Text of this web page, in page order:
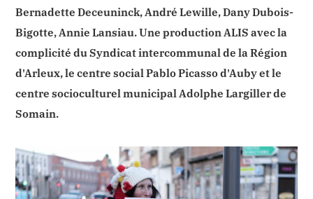
Bernadette Deceuninck, André Lewille, Dany Dubois-
Bigotte, Annie Lansiau. Une production ALIS avec la
complicité du Syndicat intercommunal de la Région
d'Arleux, le centre social Pablo Picasso d'Auby et le
centre socioculturel municipal Adolphe Largiller de
Somain.